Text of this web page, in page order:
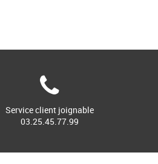
Service client joignable
03.25.45.77.99